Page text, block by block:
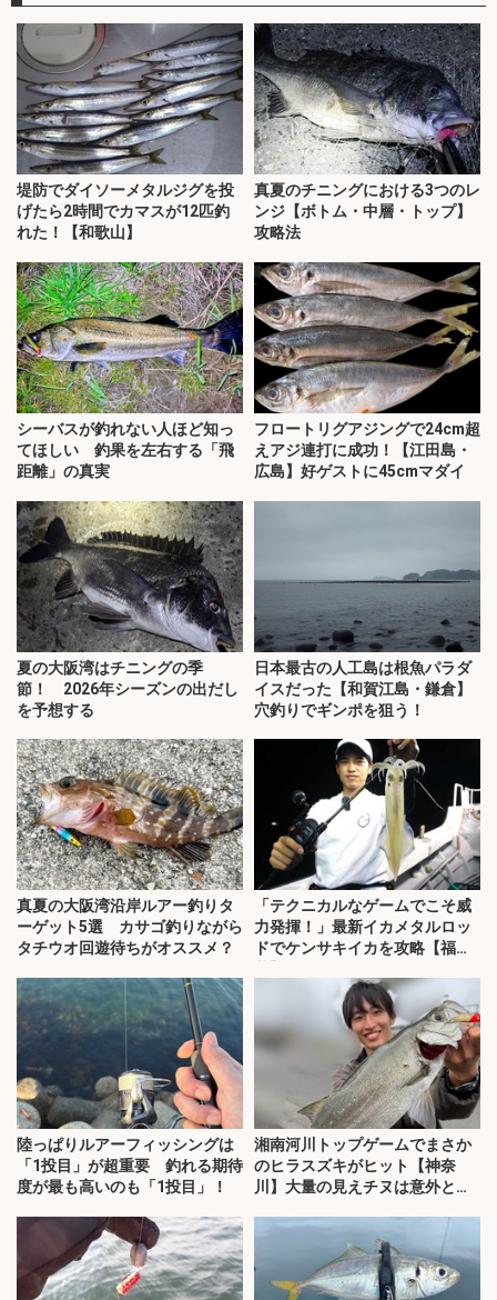
堤防でダイソーメタルジグを投
げたら2時間でカマスが12匹釣
れた！【和歌山】
真夏のチニングにおける3つのレ
ンジ【ボトム・中層・トップ】
攻略法
シーバスが釣れない人ほど知っ
てほしい 釣果を左右する「飛
距離」の真実
フロートリグアジングで24cm超
えアジ連打に成功！【江田島・
広島】好ゲストに45cmマダイ
夏の大阪湾はチニングの季
節！ 2026年シーズンの出だし
を予想する
日本最古の人工島は根魚パラダ
イスだった【和賀江島・鎌倉】
穴釣りでギンポを狙う！
真夏の大阪湾沿岸ルアー釣りタ
ーゲット5選 カサゴ釣りながら
タチウオ回遊待ちがオススメ？
「テクニカルなゲームでこそ威
力発揮！」最新イカメタルロッ
ドでケンサキイカを攻略【福
陸っぱりルアーフィッシングは
「1投目」が超重要 釣れる期待
度が最も高いのも「1投目」！
湘南河川トップゲームでまさか
のヒラスズキがヒット【神奈
川】大量の見えチヌは意外と難